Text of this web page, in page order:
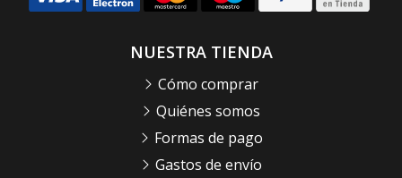
NUESTRA TIENDA
Cómo comprar
Quiénes somos
Formas de pago
Gastos de envío